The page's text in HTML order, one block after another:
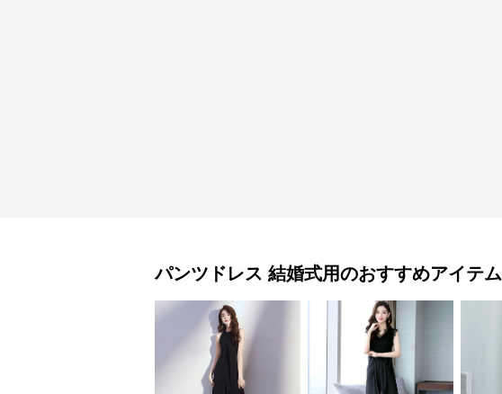
パンツドレス 結婚式用のおすすめアイテム